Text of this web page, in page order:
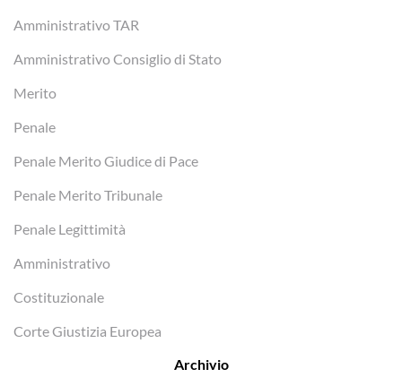
Amministrativo TAR
Amministrativo Consiglio di Stato
Merito
Penale
Penale Merito Giudice di Pace
Penale Merito Tribunale
Penale Legittimità
Amministrativo
Costituzionale
Corte Giustizia Europea
Archivio